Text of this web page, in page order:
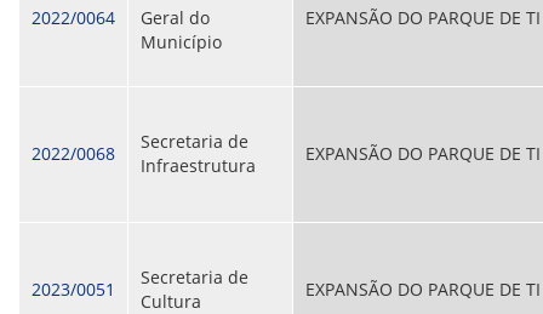
2022/0064
Geral do
Município
EXPANSÃO DO PARQUE DE TI
2022/0068
Secretaria de
Infraestrutura
EXPANSÃO DO PARQUE DE TI
2023/0051
Secretaria de
Cultura
EXPANSÃO DO PARQUE DE TI